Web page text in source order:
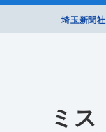
埼玉新聞
ミ